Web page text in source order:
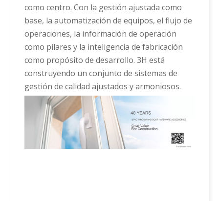
como centro. Con la gestión ajustada como
base, la automatización de equipos, el flujo de
operaciones, la información de operación
como pilares y la inteligencia de fabricación
como propósito de desarrollo. 3H está
construyendo un conjunto de sistemas de
gestión de calidad ajustados y armoniosos.